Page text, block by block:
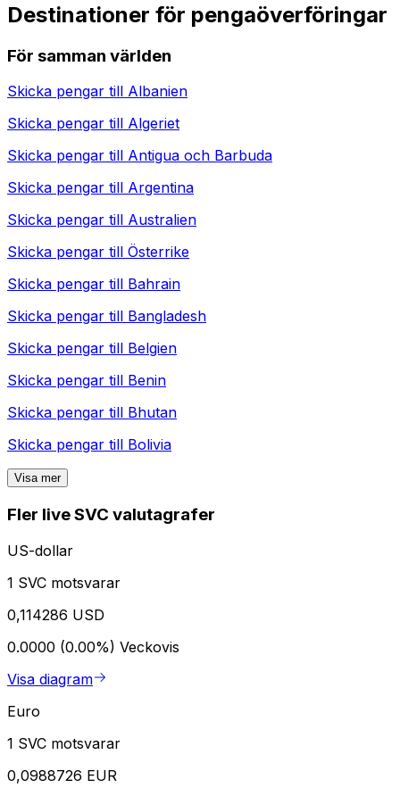
Destinationer för pengaöverföringar
För samman världen
Skicka pengar till Albanien
Skicka pengar till Algeriet
Skicka pengar till Antigua och Barbuda
Skicka pengar till Argentina
Skicka pengar till Australien
Skicka pengar till Österrike
Skicka pengar till Bahrain
Skicka pengar till Bangladesh
Skicka pengar till Belgien
Skicka pengar till Benin
Skicka pengar till Bhutan
Skicka pengar till Bolivia
Visa mer
Fler live SVC valutagrafer
US-dollar
1 SVC motsvarar
0,114286 USD
0.0000 (0.00%) Veckovis
Visa diagram
Euro
1 SVC motsvarar
0,0988726 EUR